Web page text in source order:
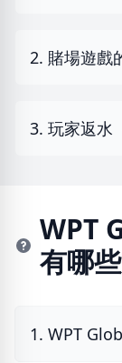
2. 賭場遊戲
3. 玩家返水
WPT
有哪
1. WPT